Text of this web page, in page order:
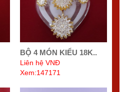
BỘ 4 MÓN KIỂU 18K..
Liên hệ VNĐ
Xem:147171